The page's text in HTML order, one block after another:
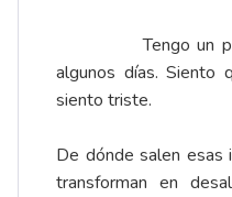
Tengo un poco
algunos días. Siento
siento triste.
De dónde salen esas
transforman en